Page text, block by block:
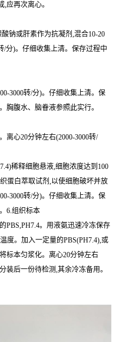
应再次离心。
钠或肝素作为抗凝剂,混合10-20
/分)。仔细收集上清。保存过程中
3000转/分)。仔细收集上清。保
胸腹水、脑眷液参照此实行。
离心20分钟左右(2000-3000转/
稀释细胞悬液,细胞浓度达到100
蛋白萃取试剂,以使细胞破坏并放
3000转/分)。仔细收集上清。保
6.组织标本
PBS,PH7.4。用液氨迅速冷冻保存
度。加入一定量的PBS(PH7.4),或
标本匀浆化。离心20分钟左右
装后一份待检测,其余冷冻备用。